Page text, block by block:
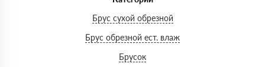
Брус сухой обрезной
Брус обрезной ест. влаж
Брусок